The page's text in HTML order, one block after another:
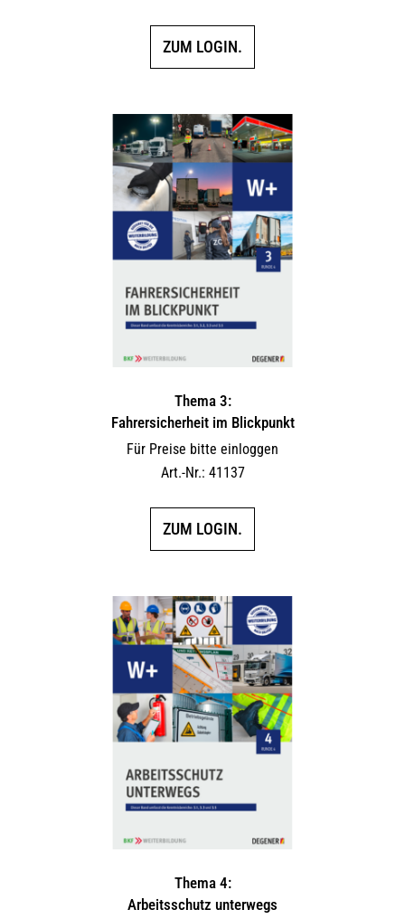
ZUM LOGIN.
Thema 3:
Fahrersicherheit im Blickpunkt
Für Preise bitte einloggen
Art.-Nr.: 41137
ZUM LOGIN.
Thema 4:
Arbeitsschutz unterwegs